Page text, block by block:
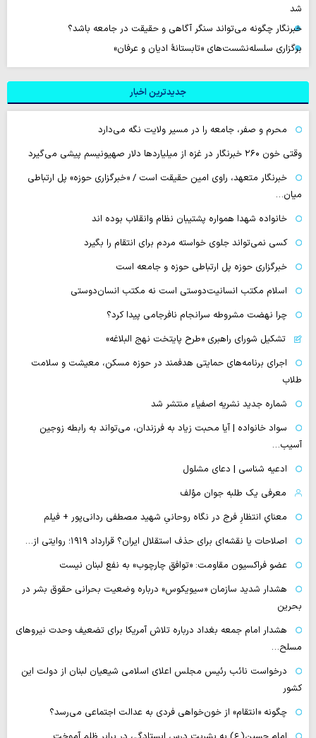
شد
خبرنگار چگونه می‌تواند سنگر آگاهی و حقیقت در جامعه باشد؟
برگزاری سلسله‌نشست‌های «تابستانهٔ ادیان و عرفان»
جدیدترین اخبار
محرم و صفر، جامعه را در مسیر ولایت نگه می‌دارد
وقتی خون ۲۶۰ خبرنگار در غزه از میلیاردها دلار صهیونیسم پیشی می‌گیرد
خبرنگار متعهد، راوی امین حقیقت است / «خبرگزاری حوزه» پل ارتباطی
میان…
خانواده شهدا همواره پشتیبان نظام وانقلاب بوده اند
کسی نمی‌تواند جلوی خواسته مردم برای انتقام را بگیرد
خبرگزاری حوزه پل ارتباطی حوزه و جامعه است
اسلام مکتب انسانیت‌دوستی است نه مکتب انسان‌دوستی
چرا نهضت مشروطه سرانجام نافرجامی پیدا کرد؟
تشکیل شورای راهبری «طرح پایتخت نهج البلاغه»
اجرای برنامه‌های حمایتی هدفمند در حوزه مسکن، معیشت و سلامت
طلاب
شماره جدید نشریه اصفیاء منتشر شد
سواد خانواده | آیا محبت زیاد به فرزندان، می‌تواند به رابطه زوجین
آسیب…
ادعیه شناسی | دعای مشلول
معرفی یک طلبه جوان مؤلف
معنایِ انتظارِ فرج در نگاه روحانیِ شهید مصطفی ردانی‌پور + فیلم
اصلاحات یا نقشه‌ای برای حذف استقلال ایران؟ قرارداد ۱۹۱۹؛ روایتی از…
عضو فراکسیون مقاومت: «توافق چارچوب» به نفع لبنان نیست
هشدار شدید سازمان «سیویکوس» درباره وضعیت بحرانی حقوق بشر در
بحرین
هشدار امام جمعه بغداد درباره تلاش آمریکا برای تضعیف وحدت نیروهای
مسلح…
درخواست نائب رئیس مجلس اعلای اسلامی شیعیان لبنان از دولت این
کشور
چگونه «انتقام» از خون‌خواهی فردی به عدالت اجتماعی می‌رسد؟